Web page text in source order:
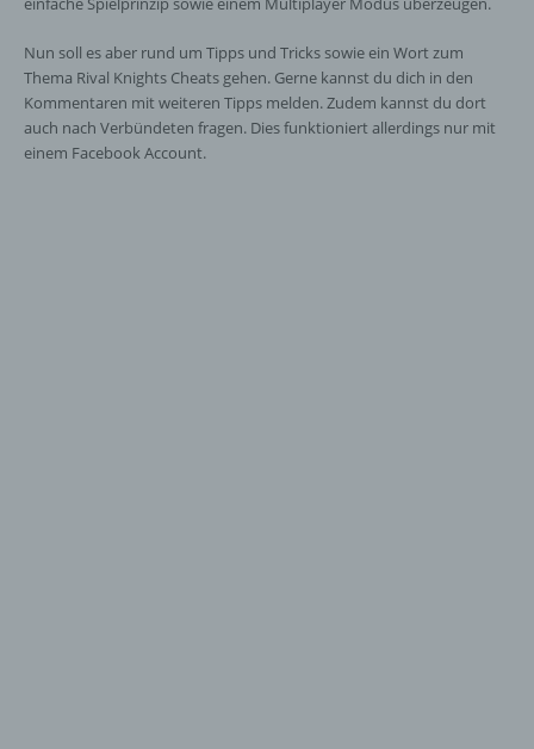
Nun soll es aber rund um Tipps und Tricks sowie ein Wort zum
Thema Rival Knights Cheats gehen. Gerne kannst du dich in den
Kommentaren mit weiteren Tipps melden. Zudem kannst du dort
auch nach Verbündeten fragen. Dies funktioniert allerdings nur mit
einem Facebook Account.